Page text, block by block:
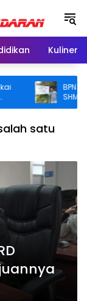
Kuliner
BPN
SHM di
Usut Asal-
satu